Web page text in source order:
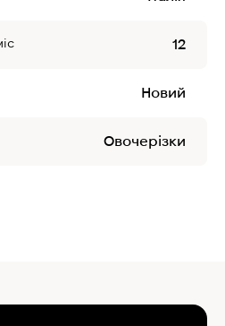
12
Новий
Овочерізки